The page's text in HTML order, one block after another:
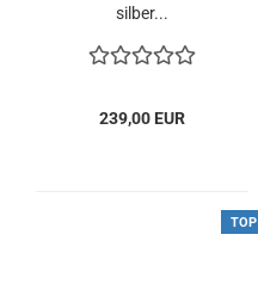
silber...
239,00 EUR
TOP